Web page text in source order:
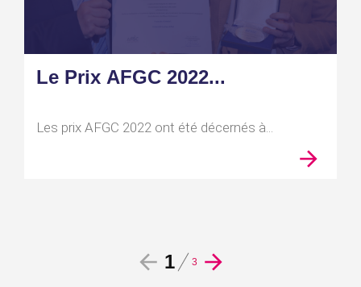
Le Prix AFGC 2022...
Les prix AFGC 2022 ont été décernés à...
1 3